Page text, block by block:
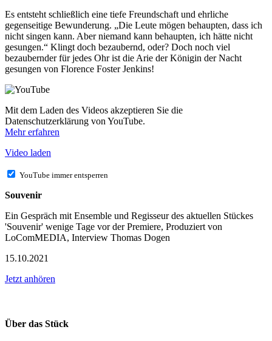
Es entsteht schließlich eine tiefe Freundschaft und ehrliche
gegenseitige Bewunderung. „Die Leute mögen behaupten, dass ich
nicht singen kann. Aber niemand kann behaupten, ich hätte nicht
gesungen.“ Klingt doch bezaubernd, oder? Doch noch viel
bezaubernder für jedes Ohr ist die Arie der Königin der Nacht
gesungen von Florence Foster Jenkins!
Mit dem Laden des Videos akzeptieren Sie die
Datenschutzerklärung von YouTube.
Mehr erfahren
Video laden
YouTube immer entsperren
Souvenir
Ein Gespräch mit Ensemble und Regisseur des aktuellen Stückes
'Souvenir' wenige Tage vor der Premiere, Produziert von
LoComMEDIA, Interview Thomas Dogen
15.10.2021
Jetzt anhören
Über das Stück